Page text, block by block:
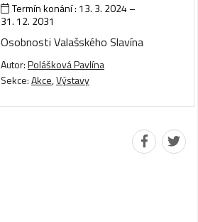
Termín konání : 13. 3. 2024–
31. 12. 2031
Osobnosti Valašského Slavína
Autor:Polášková Pavlína
Sekce:Akce,Výstavy